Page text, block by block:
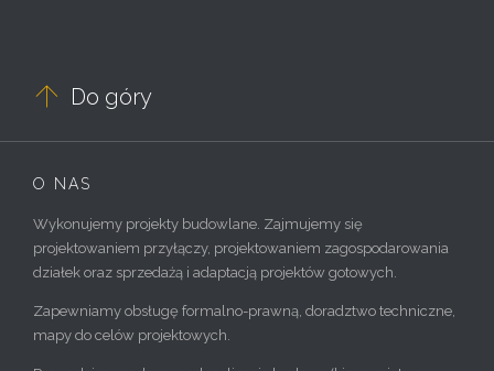
 Do góry
O NAS
Wykonujemy projekty budowlane. Zajmujemy się
projektowaniem przyłączy, projektowaniem zagospodarowania
działek oraz sprzedażą i adaptacją projektów gotowych.
Zapewniamy obsługę formalno-prawną, doradztwo techniczne,
mapy do celów projektowych.